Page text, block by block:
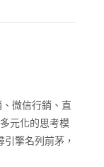
信行銷、直
化的思考模
擎名列前茅，
潛在客